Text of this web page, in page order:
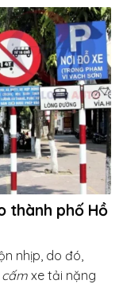
thành phố Hồ
nhịp, do đó,
xe tải nặng